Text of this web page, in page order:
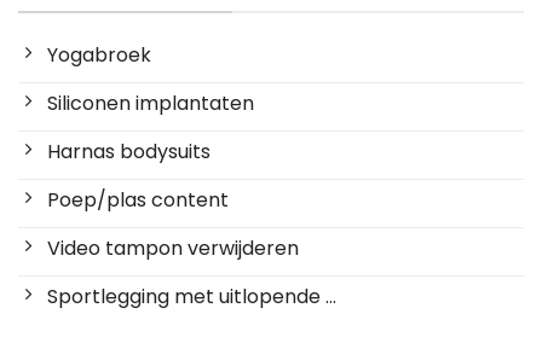
Yogabroek
Siliconen implantaten
Harnas bodysuits
Poep/plas content
Video tampon verwijderen
Sportlegging met uitlopende ...